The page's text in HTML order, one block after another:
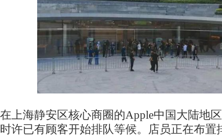
在上海静安区核心商圈的Apple中国大陆地
时许已有顾客开始排队等候。店员正在布置